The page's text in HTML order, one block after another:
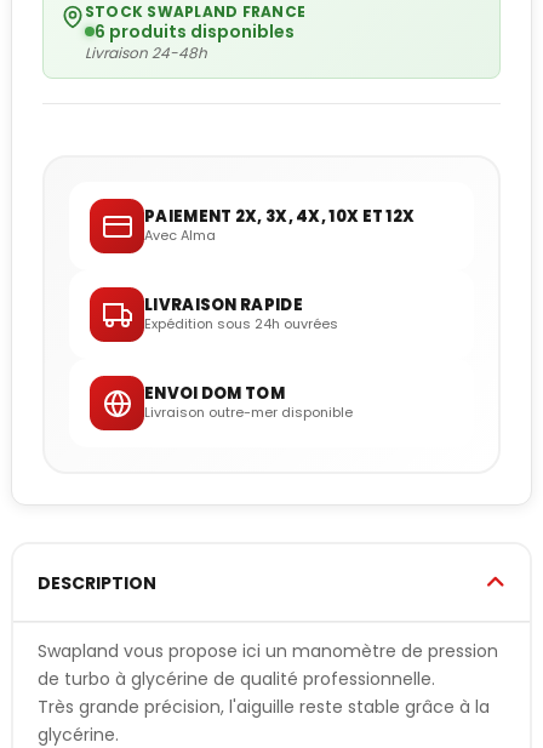
STOCK SWAPLAND FRANCE
6 produits disponibles
Livraison 24-48h
PAIEMENT 2X, 3X, 4X, 10X ET 12X
Avec Alma
LIVRAISON RAPIDE
Expédition sous 24h ouvrées
ENVOI DOM TOM
Livraison outre-mer disponible
DESCRIPTION
Swapland vous propose ici un manomètre de pression
de turbo à glycérine de qualité professionnelle.
Très grande précision, l'aiguille reste stable grâce à la
glycérine.